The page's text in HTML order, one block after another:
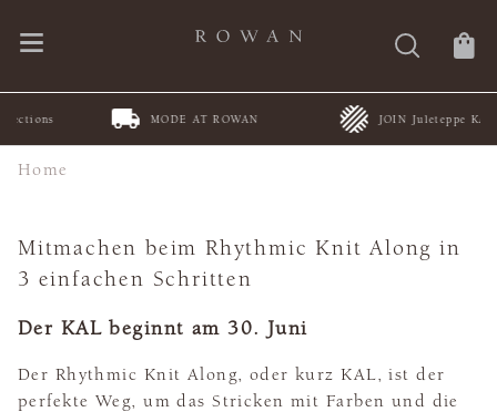
MODE AT ROWAN JOIN Juleteppe KAL
Home
Mitmachen beim Rhythmic Knit Along in
3 einfachen Schritten
Der KAL beginnt am 30. Juni
Der Rhythmic Knit Along, oder kurz KAL, ist der
perfekte Weg, um das Stricken mit Farben und die